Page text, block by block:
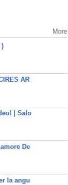
More
)
AR
| Salo
De
la angu